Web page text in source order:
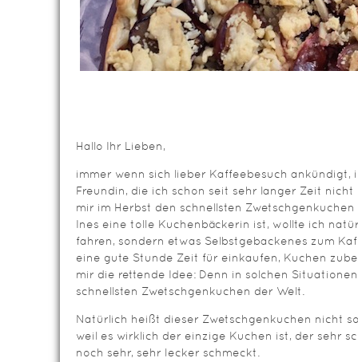
Hallo Ihr Lieben,
immer wenn sich lieber Kaffeebesuch ankündigt,
Freundin, die ich schon seit sehr langer Zeit
mir im Herbst den schnellsten
Ines eine tolle Kuchenbäckerin ist, wollte ich
fahren, sondern etwas Selbstgebackenes zum
eine gute Stunde Zeit für einkaufen, Kuchen
mir die rettende Idee: Denn in solchen
schnellsten Zwetschgenkuchen der Welt.
Natürlich heißt dieser Zwetschgenkuchen nicht
weil es wirklich der einzige Kuchen ist, der sehr
noch sehr, sehr lecker schmeckt.